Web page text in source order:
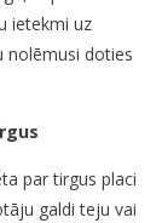
ietekmi uz
nolēmusi doties
par tirgus placi
galdi teju vai